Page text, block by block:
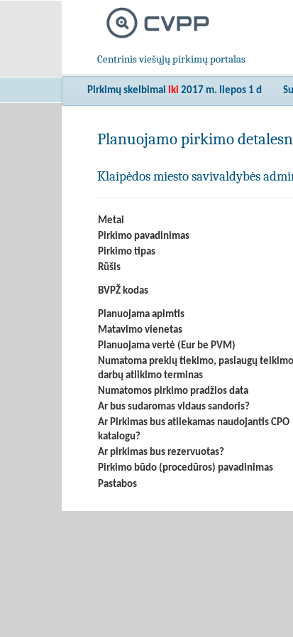
Centrinis viešųjų pirkimų portalas
Pirkimų skelbimai iki 2017 m. liepos 1 d
Planuojamo pirkimo
Klaipėdos miesto savivaldybės
Metai
Pirkimo pavadinimas
Pirkimo tipas
Rūšis
BVPŽ kodas
Planuojama apimtis
Matavimo vienetas
Planuojama vertė (Eur be PVM)
Numatoma prekių tiekimo, paslaugų
darbų atlikimo terminas
Numatomos pirkimo pradžios data
Ar bus sudaromas vidaus sandoris?
Ar Pirkimas bus atliekamas naudojantis CPO
katalogu?
Ar pirkimas bus rezervuotas?
Pirkimo būdo (procedūros) pavadinimas
Pastabos